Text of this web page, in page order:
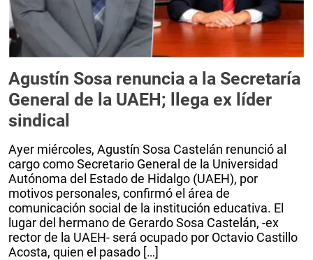
Agustín Sosa renuncia a la Secretaría
General de la UAEH; llega ex líder
sindical
Ayer miércoles, Agustín Sosa Castelán renunció al
cargo como Secretario General de la Universidad
Autónoma del Estado de Hidalgo (UAEH), por
motivos personales, confirmó el área de
comunicación social de la institución educativa. El
lugar del hermano de Gerardo Sosa Castelán, -ex
rector de la UAEH- será ocupado por Octavio Castillo
Acosta, quien el pasado […]